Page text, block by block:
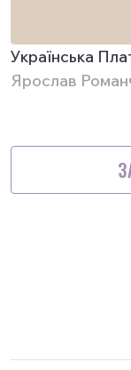
Українська
Ярослав